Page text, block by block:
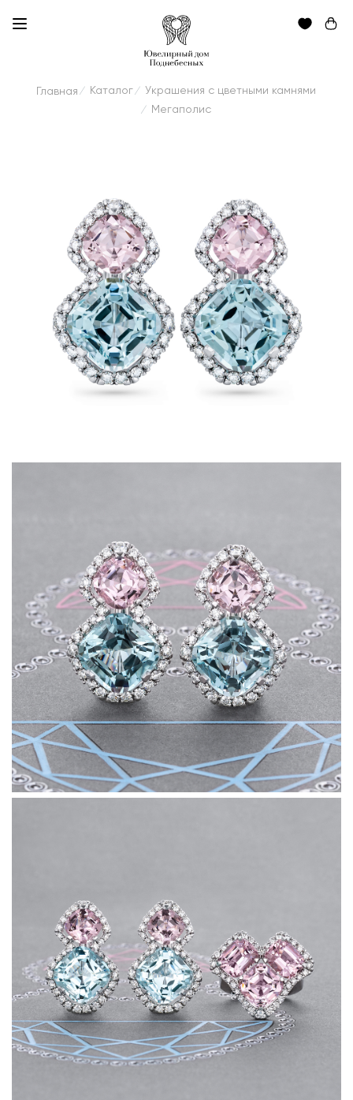
Главная / Каталог / Украшения с цветными камнями
/ Мегаполис